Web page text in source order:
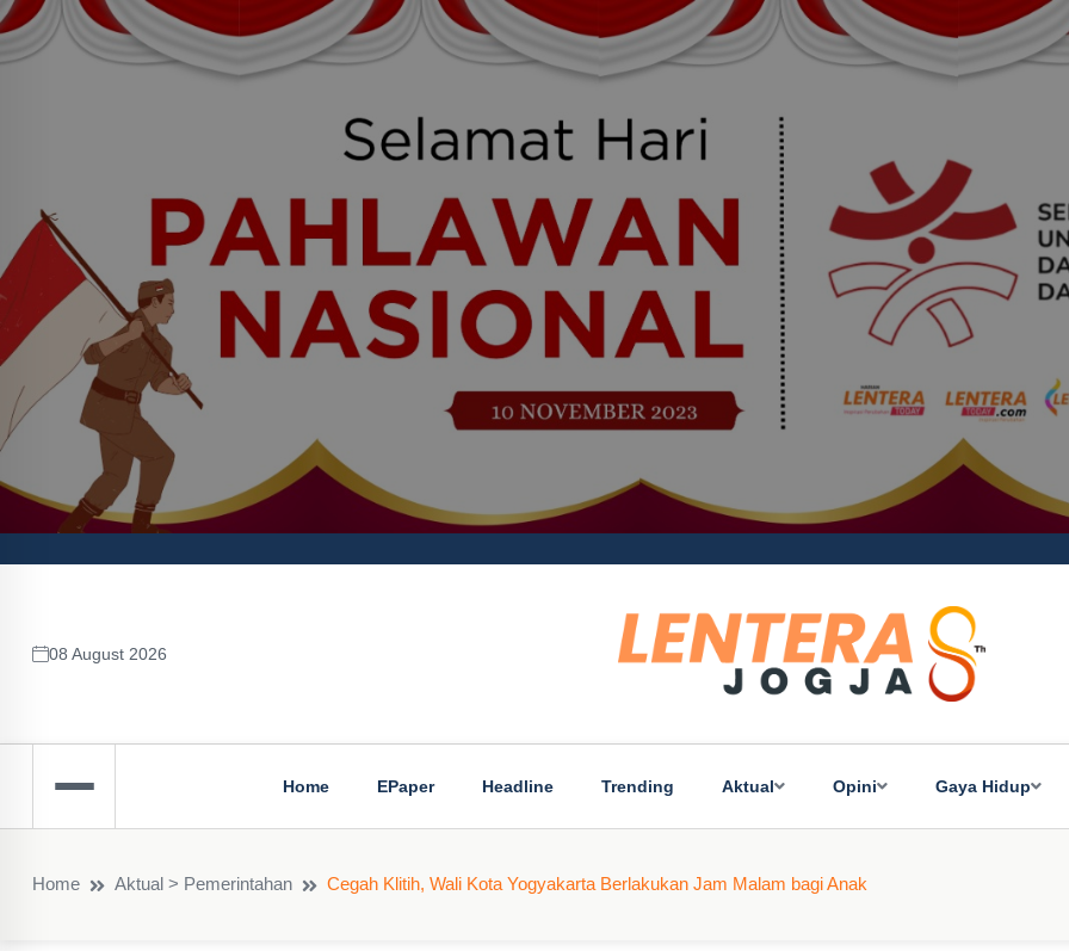
08 August 2026
Home EPaper Headline Trending Aktual Opini Gaya Hidup
Home Aktual > Pemerintahan Cegah Klitih, Wali Kota Yogyakarta Berlakukan Jam Malam bagi Anak